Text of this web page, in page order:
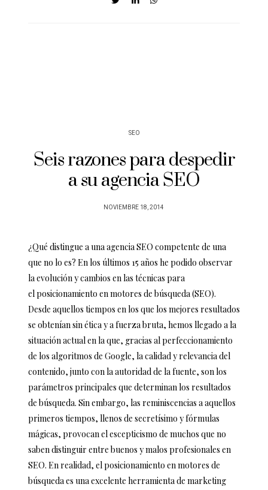
SEO
Seis razones para despedir
a su agencia SEO
POSTED
NOVIEMBRE 18, 2014
¿Qué distingue a una agencia SEO competente de una
que no lo es? En los últimos 15 años he podido observar
la evolución y cambios en las técnicas para
el posicionamiento en motores de búsqueda (SEO).
Desde aquellos tiempos en los que los mejores resultados
se obtenían sin ética y a fuerza bruta, hemos llegado a la
situación actual en la que, gracias al perfeccionamiento
de los algoritmos de Google, la calidad y relevancia del
contenido, junto con la autoridad de la fuente, son los
parámetros principales que determinan los resultados
de búsqueda. Sin embargo, las reminiscencias a aquellos
primeros tiempos, llenos de secretísimo y fórmulas
mágicas, provocan el escepticismo de muchos que no
saben distinguir entre buenos y malos profesionales en
SEO. En realidad, el posicionamiento en motores de
búsqueda es una excelente herramienta de marketing